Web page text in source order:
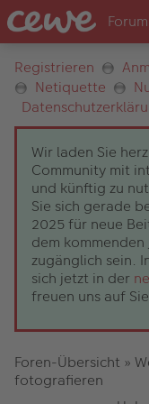
Registrieren
Netiquette
Wir laden Sie
Community mit
und künftig zu
Sie sich gerade
2025 für neue
dem
zugänglich sein.
sich jetzt in der
freuen uns auf
Foren-Übersicht »
fotografieren